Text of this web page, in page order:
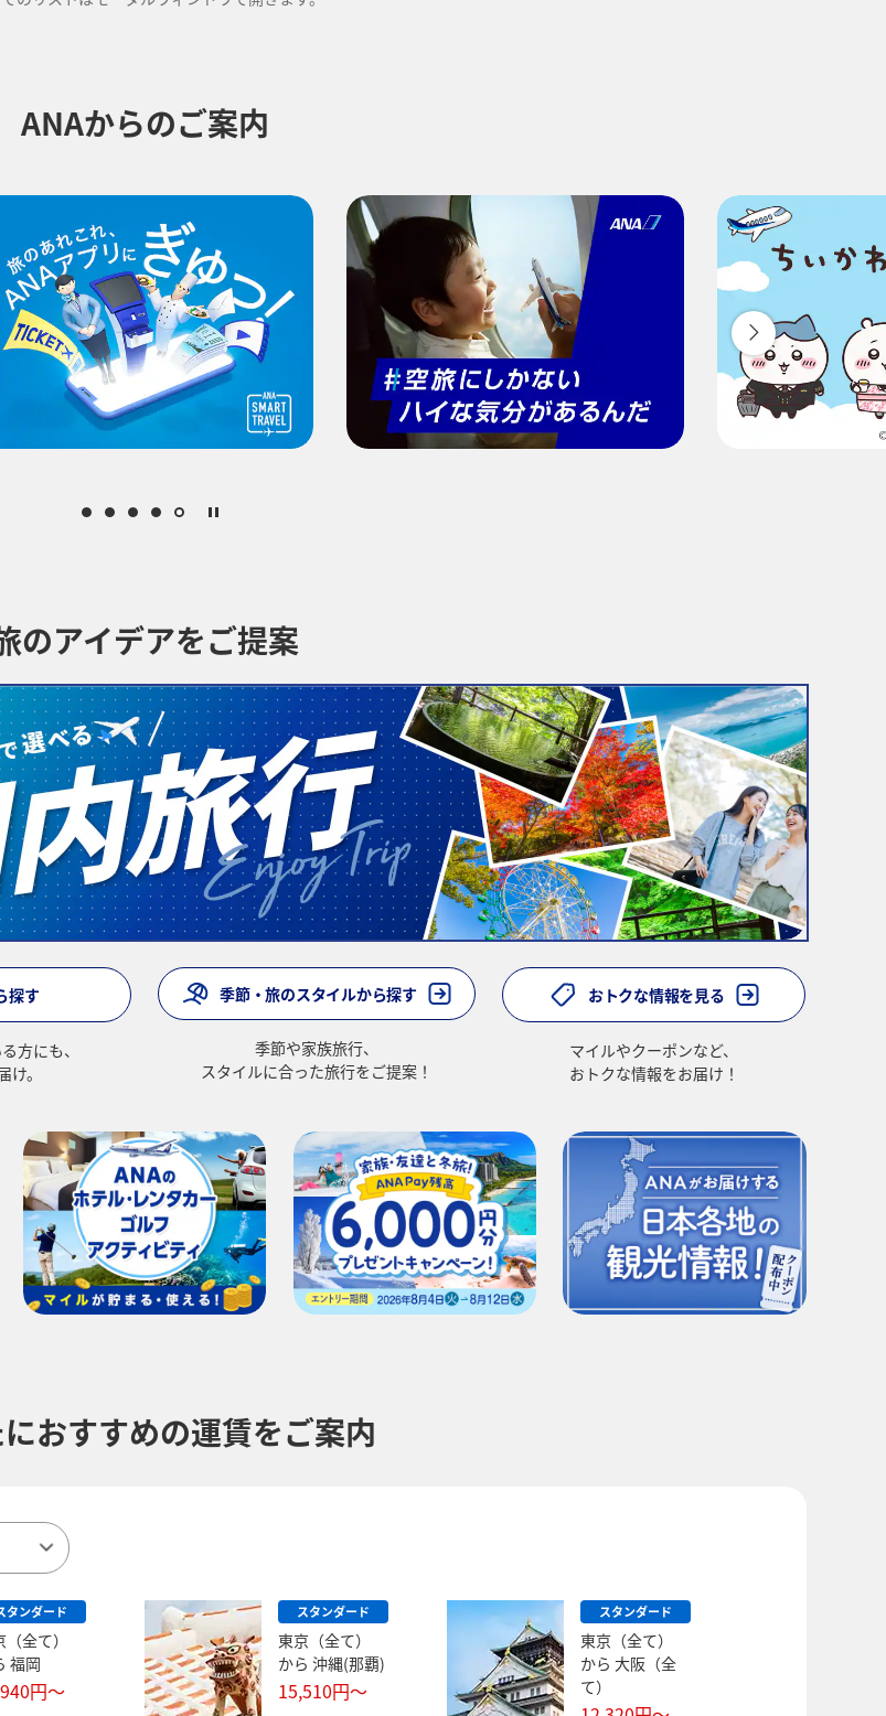
時間帯指定なし
プロモーションコードについて
ます。
タンより最新の空席照会結果をご確認ください。
会結果画面にて最新の情報をご確認ください。
その他の各種税金、料金などが含まれます。発券時に再計算するため、変動する可能性があります。
が表示される場合があります。
年5月18日をもちまして終了となります。
ANAからのご案内
のアイデアをご提案
探す
方にも、
。
季節・旅のスタイルから探す
季節や家族旅行、
スタイルに合った旅行をご提案！
おトクな情報を見る
マイルやクーポンなど、
おトクな情報をお届け！
おすすめの運賃をご案内
タンダード
（全て）
福岡
円～
スタンダード
東京（全て）
から 沖縄(那覇)
15,510円～
スタンダード
東京（全て）
から 大阪（全
て）